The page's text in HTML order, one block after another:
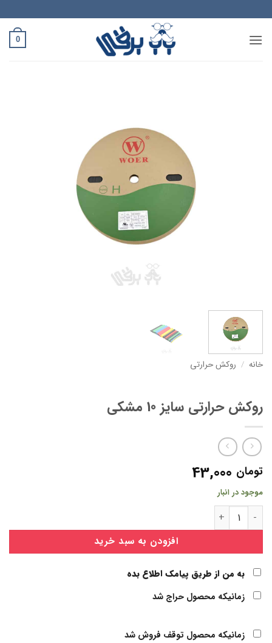
to
content
0
خانه / روکش حرارتی
روکش حرارتی سایز 10 مشکی
تومان
موجود در انبار
روکش حرارتی سایز 10 مشکی عدد
افزودن به سبد خرید
به من از طریق پیامک اطلاع بده
زمانیکه محصول حراج شد
زمانیکه محصول توقف فروش شد